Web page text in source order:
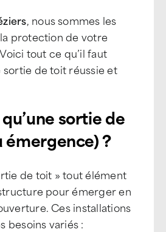
, nous sommes les
protection de votre
tout ce qu’il faut
de toit réussie et
sortie de
?
de toit » tout élément
pour émerger en
Ces installations
besoins variés :